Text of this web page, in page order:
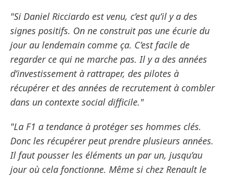
"Si Daniel Ricciardo est venu, c’est qu’il y a des
signes positifs. On ne construit pas une écurie du
jour au lendemain comme ça. C’est facile de
regarder ce qui ne marche pas. Il y a des années
d’investissement à rattraper, des pilotes à
récupérer et des années de recrutement à combler
dans un contexte social difficile."
"La F1 a tendance à protéger ses hommes clés.
Donc les récupérer peut prendre plusieurs années.
Il faut pousser les éléments un par un, jusqu’au
jour où cela fonctionne. Même si chez Renault le